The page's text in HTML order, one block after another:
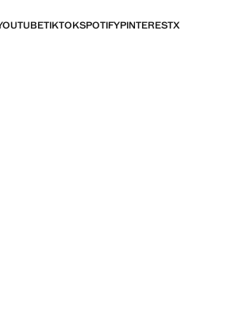
TIKTOKSPOTIFYPINTERESTX